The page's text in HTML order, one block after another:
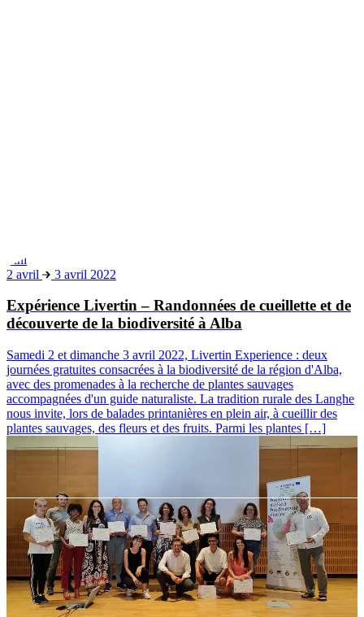
Samedi 2 et dimanche 3 avril 2022, Livertin Experience : deux
avec des promenades à la recherche de plantes sauvages
accompagnées d'un guide naturaliste. La tradition rurale des Langhe
nous invite, lors de balades printanières en plein air, à cueillir des
Fini
29 juin
27 juillet 2022
Le projet « Les conteurs de la biodiversité » s’achève